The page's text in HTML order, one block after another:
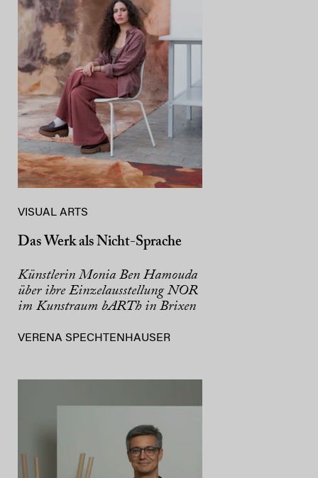
VISUAL ARTS
Das Werk als Nicht-Sprache
Künstlerin Monia Ben Hamouda
über ihre Einzelausstellung NOR
im Kunstraum bARTh in Brixen
VERENA SPECHTENHAUSER